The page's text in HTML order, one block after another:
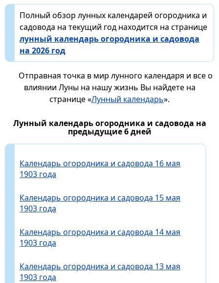
Полный обзор лунных календарей огородника и
садовода на текущий год находится на странице
лунный календарь огородника и садовода
на 2026 год
Отправная точка в мир лунного календаря и все о
влиянии Луны на нашу жизнь Вы найдете на
странице «Лунный календарь».
Лунный календарь огородника и садовода на
предыдущие 6 дней
Календарь огородника и садовода 16 мая
1903 года
Календарь огородника и садовода 15 мая
1903 года
Календарь огородника и садовода 14 мая
1903 года
Календарь огородника и садовода 13 мая
1903 года